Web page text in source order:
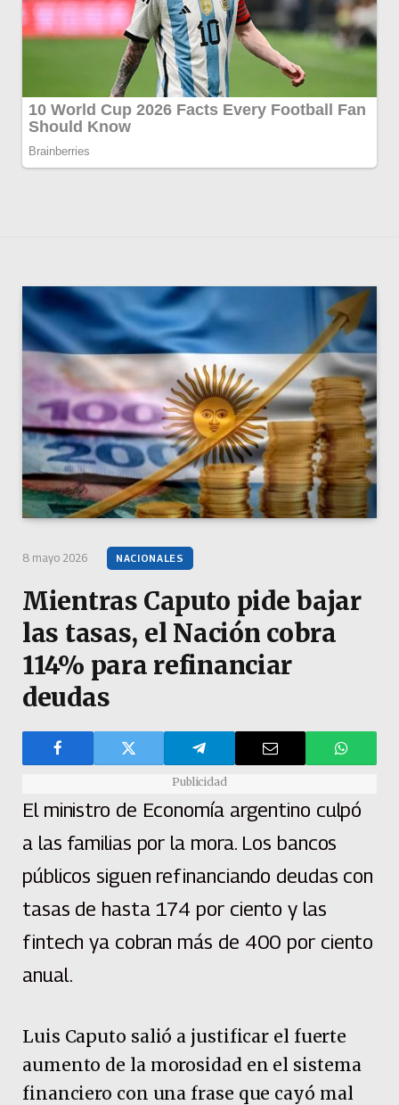
8 mayo 2026 NACIONALES
Mientras Caputo pide bajar
las tasas, el Nación cobra
114% para refinanciar
deudas
Publicidad
El ministro de Economía argentino culpó
a las familias por la mora. Los bancos
públicos siguen refinanciando deudas con
tasas de hasta 174 por ciento y las
fintech ya cobran más de 400 por ciento
anual.
Luis Caputo salió a justificar el fuerte
aumento de la morosidad en el sistema
financiero con una frase que cayó mal